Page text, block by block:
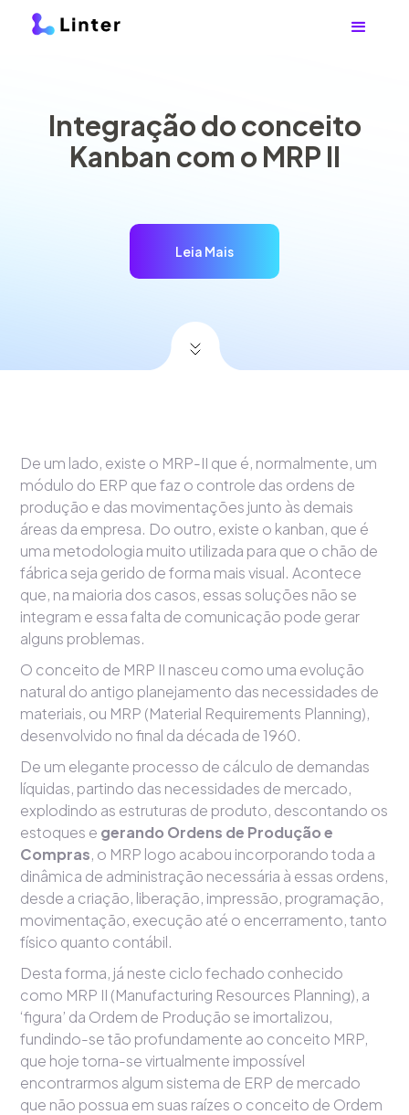
Integração do conceito
Kanban com o MRP II
Leia Mais
De um lado, existe o MRP-II que é, normalmente, um
módulo do ERP que faz o controle das ordens de
produção e das movimentações junto às demais
áreas da empresa. Do outro, existe o kanban, que é
uma metodologia muito utilizada para que o chão de
fábrica seja gerido de forma mais visual. Acontece
que, na maioria dos casos, essas soluções não se
integram e essa falta de comunicação pode gerar
alguns problemas.
O conceito de MRP II nasceu como uma evolução
natural do antigo planejamento das necessidades de
materiais, ou MRP (Material Requirements Planning),
desenvolvido no final da década de 1960.
De um elegante processo de cálculo de demandas
líquidas, partindo das necessidades de mercado,
explodindo as estruturas de produto, descontando os
estoques e gerando Ordens de Produção e
Compras, o MRP logo acabou incorporando toda a
dinâmica de administração necessária à essas ordens,
desde a criação, liberação, impressão, programação,
movimentação, execução até o encerramento, tanto
físico quanto contábil.
Desta forma, já neste ciclo fechado conhecido
como MRP II (Manufacturing Resources Planning), a
‘figura’ da Ordem de Produção se imortalizou,
fundindo-se tão profundamente ao conceito MRP,
que hoje torna-se virtualmente impossível
encontrarmos algum sistema de ERP de mercado
que não possua em suas raízes o conceito de Ordem